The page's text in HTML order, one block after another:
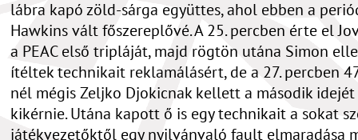
lábra kapó zöld-sárga együttes, ahol ebben a
Hawkins vált főszereplővé. A 25. percben érte el
a PEAC első tripláját, majd rögtön utána Simon
ítéltek technikait reklamálásért, de a 27. percben
nél mégis Zeljko Djokicnak kellett a második idejét
kikérnie. Utána kapott ő is egy technikait a sokat
játékvezetőktől egy nyilvánvaló fault elmaradása